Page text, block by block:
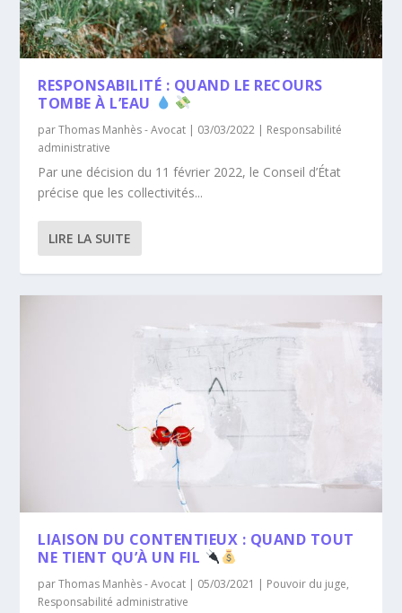
RESPONSABILITÉ : QUAND LE RECOURS
TOMBE À L’EAU
parThomas Manhès - Avocat | 03/03/2022 | Responsabilité
administrative
Par une décision du 11 février 2022, le Conseil d’État
précise que les collectivités...
LIRE LA SUITE
LIAISON DU CONTENTIEUX : QUAND TOUT
NE TIENT QU’À UN FIL
parThomas Manhès - Avocat | 05/03/2021 | Pouvoir du juge,
Responsabilité administrative